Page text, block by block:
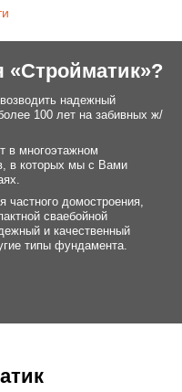
«Стройматик»?
надежный
100 лет на забивных ж/
в многоэтажном
в которых мы с Вами
домостроения,
сваебойной
и качественный
типы фундамента.